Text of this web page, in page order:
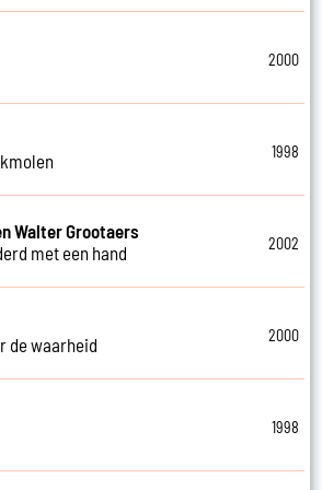
2000
1998
Walter Grootaers
met een hand
2002
de waarheid
2000
1998